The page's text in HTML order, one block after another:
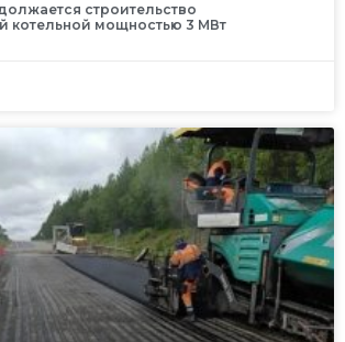
строительство
котельной мощностью 3 МВт